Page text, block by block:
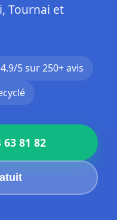
Tournai et
4.9/5 sur 250+ avis
81 82